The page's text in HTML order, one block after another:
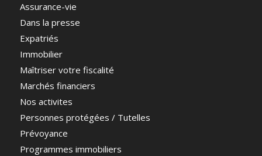
Assurance-vie
Dans la presse
Expatriés
Immobilier
Maîtriser votre fiscalité
Marchés financiers
Nos activites
Personnes protégées / Tutelles
Prévoyance
Programmes immobiliers